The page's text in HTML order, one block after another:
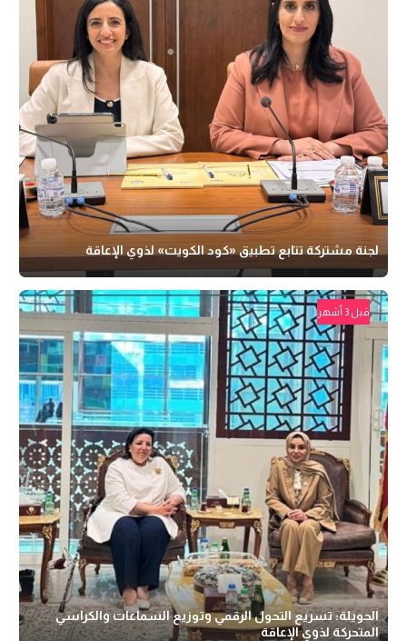
لجنة مشتركة تتابع تطبيق «كود الكويت» لذوي الإعاقة
قبل 3 أشهر
الحويلة: تسريع التحول الرقمي وتوزيع السماعات والكراسي
المتحركة لذوي الإعاقة